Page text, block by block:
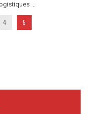
...
4 5